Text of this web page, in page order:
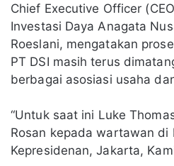
Chief Executive Officer
Investasi Daya Anagata
Roeslani, mengatakan
PT DSI masih terus
berbagai asosiasi usaha
“Untuk saat ini Luke
Rosan kepada wartawan di
Kepresidenan, Jakarta,